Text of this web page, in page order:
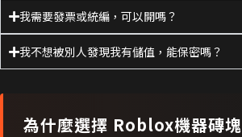
我需要發票或統編，可以開嗎？
我不想被別人發現我有儲值，能保密嗎？
為什麼選擇 Roblox機器磚塊